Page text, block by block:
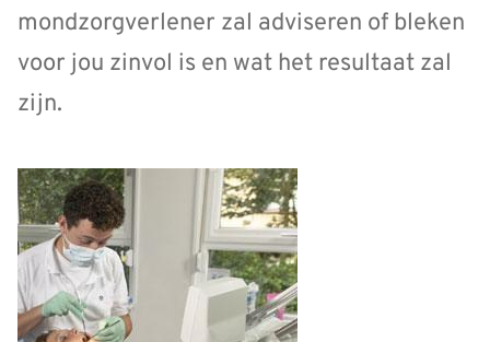
mondzorgverlener zal adviseren of bleken
voor jou zinvol is en wat het resultaat zal
zijn.